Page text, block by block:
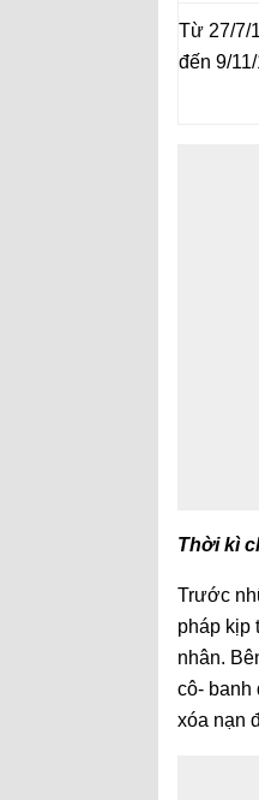
Từ 27/7/
đến 9/
Thời kì
Trước
pháp kịp
nhân.
cô- banh
xóa nạn